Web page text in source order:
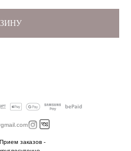
Прием заказов -